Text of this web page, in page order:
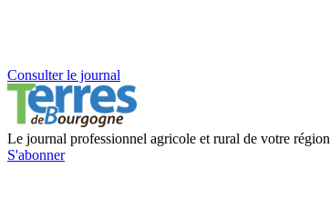
Consulter le journal
Le journal professionnel agricole et rural de votre région
S'abonner